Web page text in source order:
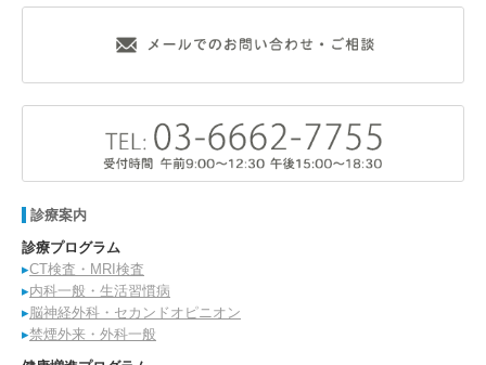
診療案内
診療プログラム
▸CT検査・MRI検査
▸内科一般・生活習慣病
▸脳神経外科・セカンドオピニオン
▸禁煙外来・外科一般